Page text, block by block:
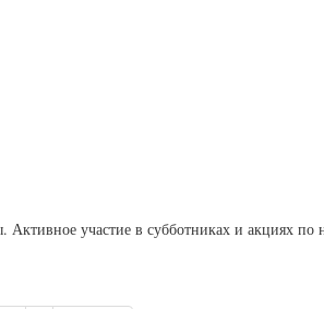
участие в субботниках и акциях по